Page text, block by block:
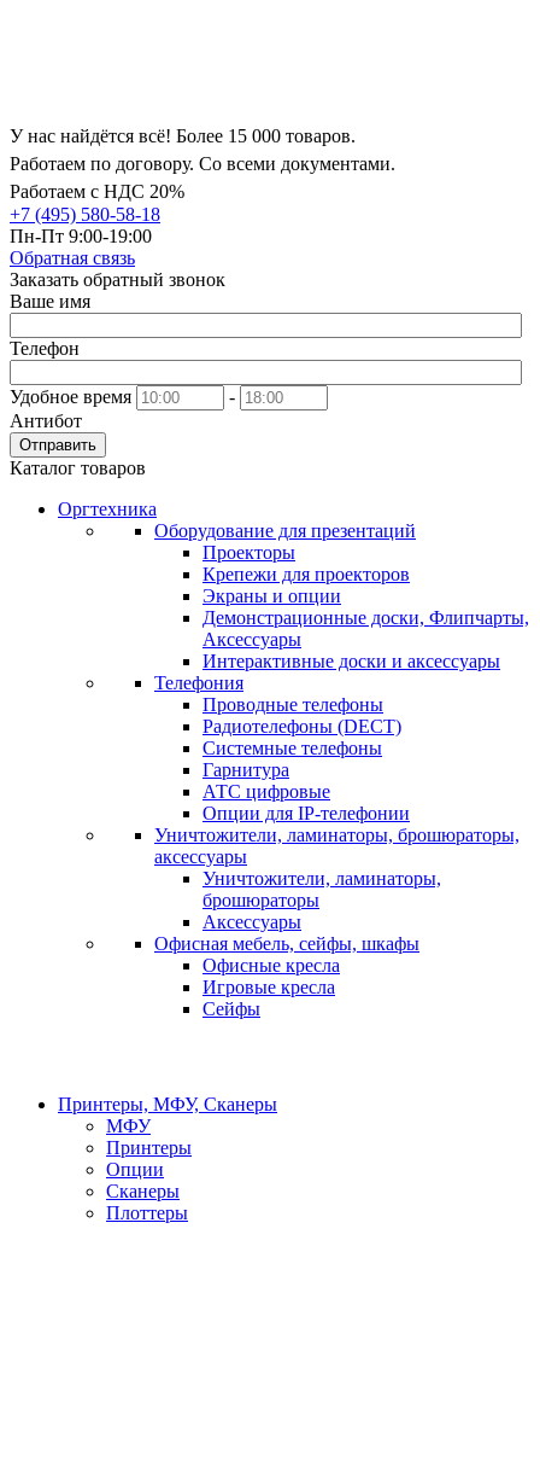
У нас найдётся всё! Более 15 000 товаров.
Работаем по договору. Со всеми документами.
Работаем с НДС 20%
+7 (495) 580-58-18
Пн-Пт 9:00-19:00
Обратная связь
Заказать обратный звонок
Ваше имя
Телефон
Удобное время
-
Антибот
Отправить
Каталог товаров
Оргтехника
Оборудование для презентаций
Проекторы
Крепежи для проекторов
Экраны и опции
Демонстрационные доски, Флипчарты,
Аксессуары
Интерактивные доски и аксессуары
Телефония
Проводные телефоны
Радиотелефоны (DECT)
Системные телефоны
Гарнитура
АТС цифровые
Опции для IP-телефонии
Уничтожители, ламинаторы, брошюраторы,
аксессуары
Уничтожители, ламинаторы,
брошюраторы
Аксессуары
Офисная мебель, сейфы, шкафы
Офисные кресла
Игровые кресла
Сейфы
Принтеры, МФУ, Сканеры
МФУ
Принтеры
Опции
Сканеры
Плоттеры